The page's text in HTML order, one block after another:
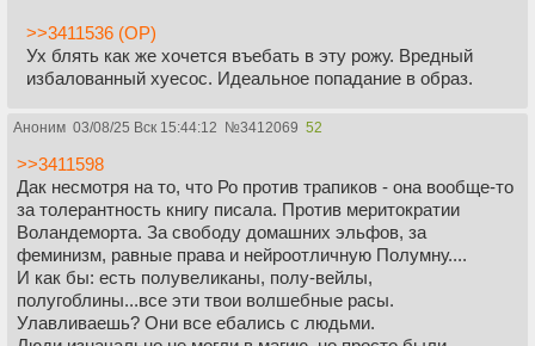
>>3411536 (OP)
Ух блять как же хочется въебать в эту рожу. Вредный
избалованный хуесос. Идеальное попадание в образ.
Аноним 03/08/25 Вск 15:44:12 №3412069 52
>>3411598
Дак несмотря на то, что Ро против трапиков - она вообще-то
за толерантность книгу писала. Против меритократии
Воландеморта. За свободу домашних эльфов, за
феминизм, равные права и нейроотличную Полумну....
И как бы: есть полувеликаны, полу-вейлы,
полугоблины...все эти твои волшебные расы.
Улавливаешь? Они все ебались с людьми.